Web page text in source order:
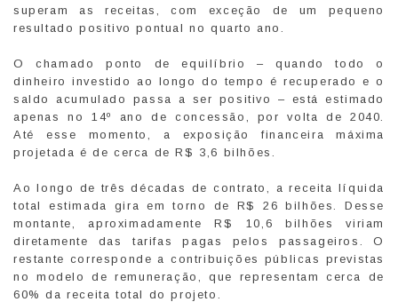
superam as receitas, com exceção de um pequeno
resultado positivo pontual no quarto ano.
O chamado ponto de equilíbrio – quando todo o
dinheiro investido ao longo do tempo é recuperado e o
saldo acumulado passa a ser positivo – está estimado
apenas no 14º ano de concessão, por volta de 2040.
Até esse momento, a exposição financeira máxima
projetada é de cerca de R$ 3,6 bilhões.
Ao longo de três décadas de contrato, a receita líquida
total estimada gira em torno de R$ 26 bilhões. Desse
montante, aproximadamente R$ 10,6 bilhões viriam
diretamente das tarifas pagas pelos passageiros. O
restante corresponde a contribuições públicas previstas
no modelo de remuneração, que representam cerca de
60% da receita total do projeto.